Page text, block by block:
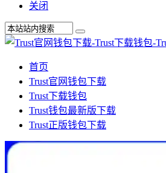
关闭
首页
Trust官网钱包下载
Trust下载钱包
Trust钱包最新版下载
Trust正版钱包下载